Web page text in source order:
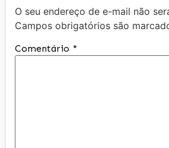
O seu endereço de e-mail não
Campos obrigatórios são
Comentário *